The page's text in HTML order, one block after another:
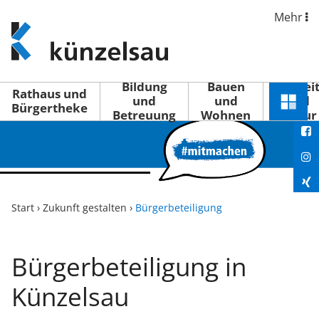
www.kuenzelsau.de
(zur
Startseite)
Mehr
Rathaus und
Bürgertheke
Bildung
und
Betreuung
Bauen
und
Wohnen
Freizeit
und
Kultur
Menü
Start › Zukunft gestalten › Bürgerbeteiligung
Bürgerbeteiligung in
Künzelsau